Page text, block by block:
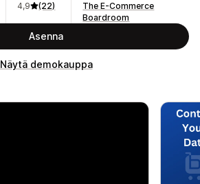
4,9
(22)
The E-Commerce
Boardroom
Asenna
Näytä demokauppa